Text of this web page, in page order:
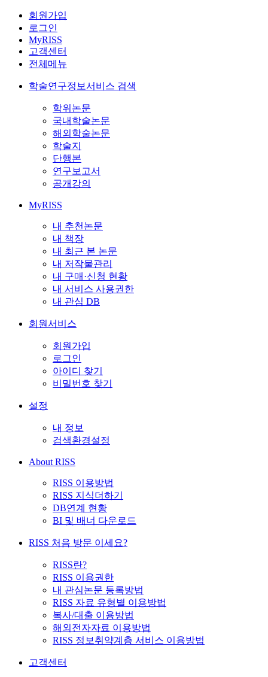
회원가입
로그인
MyRISS
고객센터
전체메뉴
학술연구정보서비스 검색
학위논문
국내학술논문
해외학술논문
학술지
단행본
연구보고서
공개강의
MyRISS
내 추천논문
내 책장
내 최근 본 논문
내 저작물관리
내 구매·신청 현황
내 서비스 사용권한
내 관심 DB
회원서비스
회원가입
로그인
아이디 찾기
비밀번호 찾기
설정
내 정보
검색환경설정
About RISS
RISS 이용방법
RISS 지식더하기
DB연계 현황
BI 및 배너 다운로드
RISS 처음 방문 이세요?
RISS란?
RISS 이용권한
내 관심논문 등록방법
RISS 자료 유형별 이용방법
복사/대출 이용방법
해외전자자료 이용방법
RISS 정보취약계층 서비스 이용방법
고객센터